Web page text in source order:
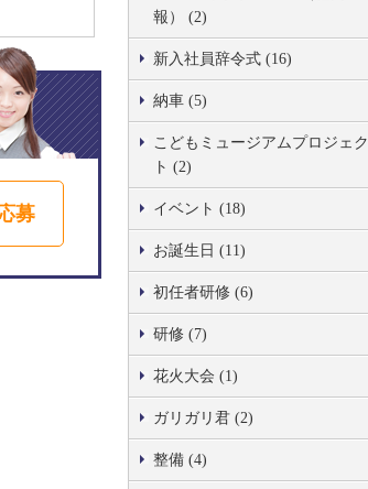
募
報） (2)
新入社員辞令式 (16)
納車 (5)
こどもミュージアムプロジェク
ト (2)
イベント (18)
お誕生日 (11)
初任者研修 (6)
研修 (7)
花火大会 (1)
ガリガリ君 (2)
整備 (4)